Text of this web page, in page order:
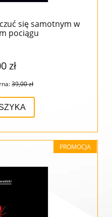
się samotnym w
pociągu
zł
39,00 zł
PROMOCJA